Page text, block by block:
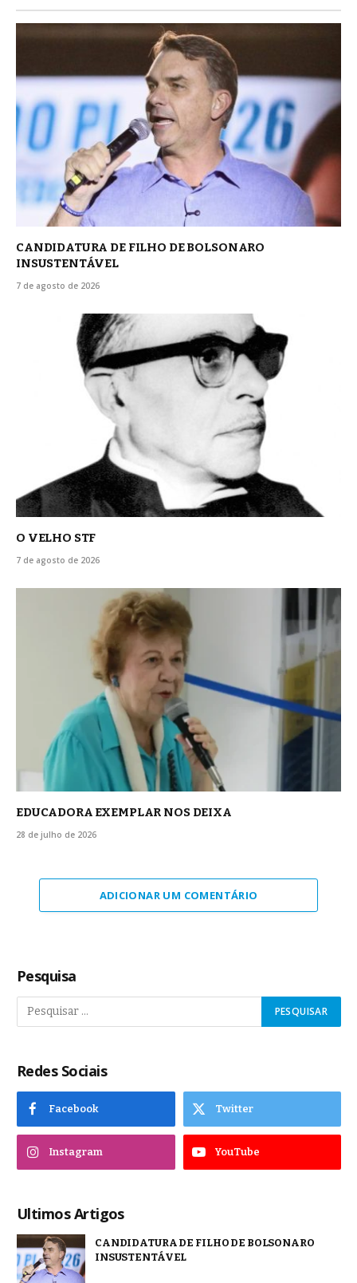
CANDIDATURA DE FILHO DE BOLSONARO
INSUSTENTÁVEL
7 de agosto de 2026
O VELHO STF
7 de agosto de 2026
EDUCADORA EXEMPLAR NOS DEIXA
28 de julho de 2026
ADICIONAR UM COMENTÁRIO
Pesquisa
Redes Sociais
Facebook Twitter
Instagram YouTube
Ultimos Artigos
CANDIDATURA DE FILHO DE BOLSONARO
INSUSTENTÁVEL